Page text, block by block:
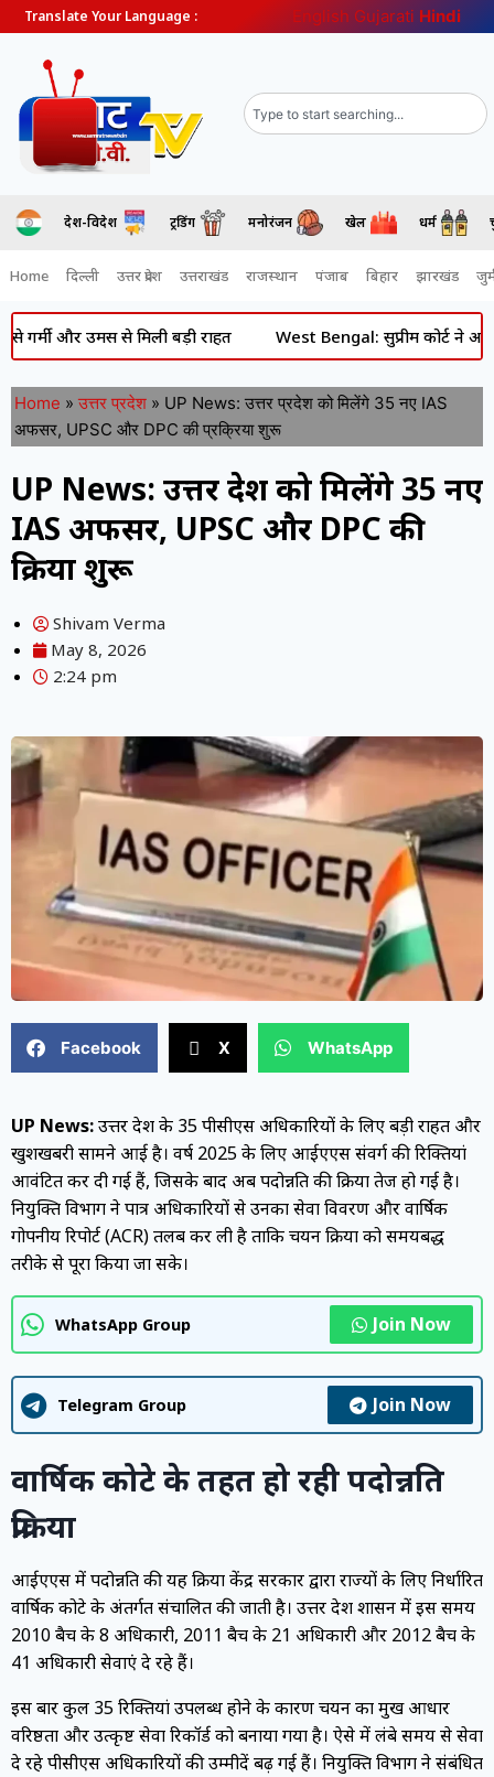
Translate Your Language : English Gujarati Hindi
देश-विदेश ट्रेंडिंग मनोरंजन खेल धर्म
Home दिल्ली उत्तर प्रदेश उत्तराखंड राजस्थान पंजाब बिहार झारखंड
उमस से मिली बड़ी राहत West Bengal: सुप्रीम कोर्ट ने अभिषेक
Home » उत्तर प्रदेश » UP News: उत्तर प्रदेश को मिलेंगे 35 नए IAS
अफसर, UPSC और DPC की प्रक्रिया शुरू
UP News: उत्तर प्रदेश को मिलेंगे 35 नए
IAS अफसर, UPSC और DPC की
प्रक्रिया शुरू
Shivam Verma
May 8, 2026
2:24 pm
Facebook X WhatsApp
UP News:उत्तर प्रदेश के 35 पीसीएस अधिकारियों के लिए बड़ी राहत और
खुशखबरी सामने आई है। वर्ष 2025 के लिए आईएएस संवर्ग की रिक्तियां
आवंटित कर दी गई हैं, जिसके बाद अब पदोन्नति की प्रक्रिया तेज हो गई है।
नियुक्ति विभाग ने पात्र अधिकारियों से उनका सेवा विवरण और वार्षिक
गोपनीय रिपोर्ट (ACR) तलब कर ली है ताकि चयन प्रक्रिया को समयबद्ध
तरीके से पूरा किया जा सके।
WhatsApp Group Join Now
Telegram Group Join Now
वार्षिक कोटे के तहत हो रही पदोन्नति
प्रक्रिया
आईएएस में पदोन्नति की यह प्रक्रिया केंद्र सरकार द्वारा राज्यों के लिए निर्धारित
वार्षिक कोटे के अंतर्गत संचालित की जाती है। उत्तर प्रदेश प्रशासन में इस समय
2010 बैच के 8 अधिकारी, 2011 बैच के 21 अधिकारी और 2012 बैच के
41 अधिकारी सेवाएं दे रहे हैं।
इस बार कुल 35 रिक्तियां उपलब्ध होने के कारण चयन का प्रमुख आधार
वरिष्ठता और उत्कृष्ट सेवा रिकॉर्ड को बनाया गया है। ऐसे में लंबे समय से सेवा
दे रहे पीसीएस अधिकारियों की उम्मीदें बढ़ गई हैं। नियुक्ति विभाग ने संबंधित